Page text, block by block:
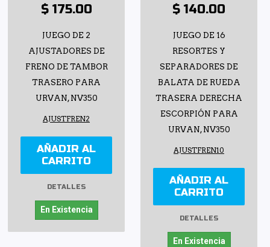
$ 175.00
JUEGO DE 2
AJUSTADORES DE
FRENO DE TAMBOR
TRASERO PARA
URVAN, NV350
AJUSTFREN2
AÑADIR AL
CARRITO
DETALLES
En Existencia
$ 140.00
JUEGO DE 16
RESORTES Y
SEPARADORES DE
BALATA DE RUEDA
TRASERA DERECHA
ESCORPIÓN PARA
URVAN, NV350
AJUSTFREN10
AÑADIR AL
CARRITO
DETALLES
En Existencia